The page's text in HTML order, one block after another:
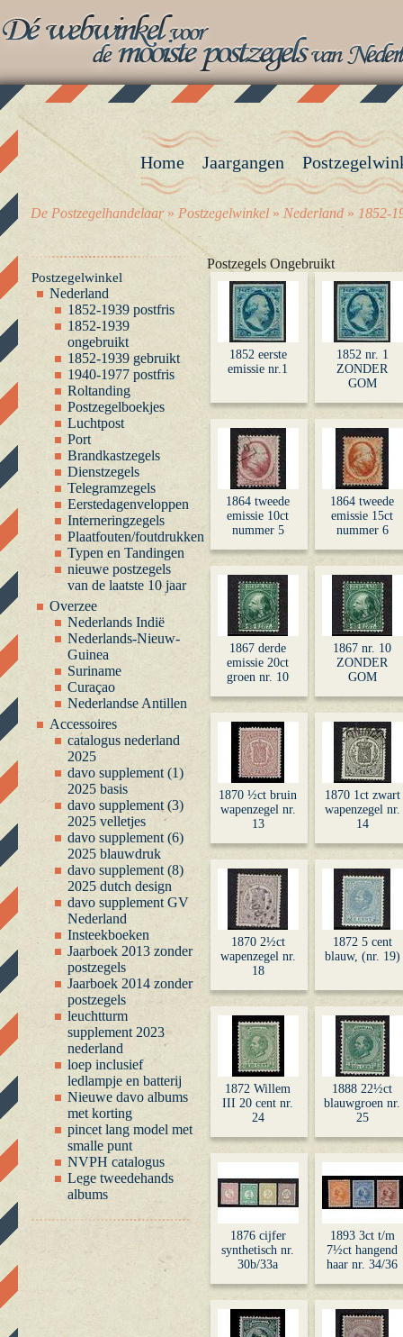
Postzegelwinkel
Nederland
1852-1939 postfris
1852-1939
ongebruikt
1852-1939 gebruikt
1940-1977 postfris
Roltanding
Postzegelboekjes
Luchtpost
Port
Brandkastzegels
Dienstzegels
Telegramzegels
Eerstedagenveloppen
Interneringzegels
Plaatfouten/foutdrukken
Typen en Tandingen
nieuwe postzegels
van de laatste 10 jaar
Overzee
Nederlands Indië
Nederlands-Nieuw-
Guinea
Suriname
Curaçao
Nederlandse Antillen
Accessoires
catalogus nederland
2025
davo supplement (1)
2025 basis
davo supplement (3)
2025 velletjes
davo supplement (6)
2025 blauwdruk
davo supplement (8)
2025 dutch design
davo supplement GV
Nederland
Insteekboeken
Jaarboek 2013 zonder
postzegels
Jaarboek 2014 zonder
postzegels
leuchtturm
supplement 2023
nederland
loep inclusief
ledlampje en batterij
Nieuwe davo albums
met korting
pincet lang model met
smalle punt
NVPH catalogus
Lege tweedehands
albums
Postzegels Ongebruikt
1852 eerste
emissie nr.1
1852 nr. 1
ZONDER
GOM
1864 tweede
emissie 10ct
nummer 5
1864 tweede
emissie 15ct
nummer 6
1867 derde
emissie 20ct
groen nr. 10
1867 nr. 10
ZONDER
GOM
1870 ½ct bruin
wapenzegel nr.
13
1870 1ct zwart
wapenzegel nr.
14
1870 2½ct
wapenzegel nr.
18
1872 5 cent
blauw, (nr. 19)
1872 Willem
III 20 cent nr.
24
1888 22½ct
blauwgroen nr.
25
1876 cijfer
synthetisch nr.
30b/33a
1893 3ct t/m
7½ct hangend
haar nr. 34/36
Home Jaargangen
De Postzegelhandelaar» Postzegelwinkel » Nederland » 1852-